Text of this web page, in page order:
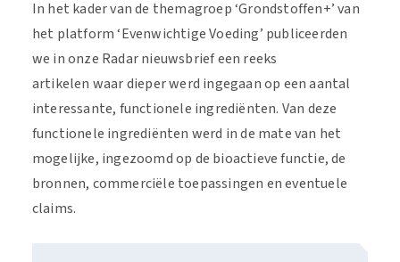
In het kader van de themagroep ‘Grondstoffen+’ van
het platform ‘Evenwichtige Voeding’ publiceerden
we in onze Radar nieuwsbrief een reeks
artikelen waar dieper werd ingegaan op een aantal
interessante, functionele ingrediënten. Van deze
functionele ingrediënten werd in de mate van het
mogelijke, ingezoomd op de bioactieve functie, de
bronnen, commerciële toepassingen en eventuele
claims.